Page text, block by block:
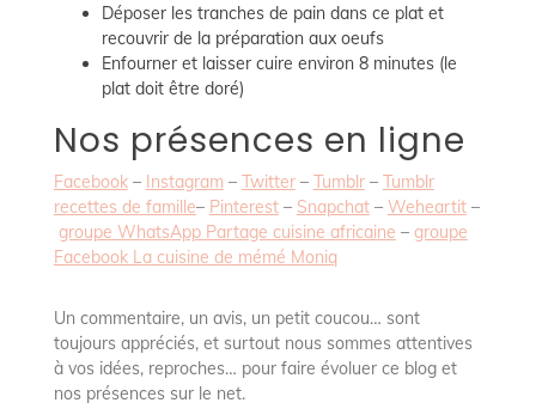
Déposer les tranches de pain dans ce plat et
recouvrir de la préparation aux oeufs
Enfourner et laisser cuire environ 8 minutes (le
plat doit être doré)
Nos présences en ligne
Facebook– Instagram – Twitter– Tumblr– Tumblr
recettes de famille– Pinterest– Snapchat– Weheartit–
groupe WhatsApp Partage cuisine africaine – groupe
Facebook La cuisine de mémé Moniq
Un commentaire, un avis, un petit coucou… sont
toujours appréciés, et surtout nous sommes attentives
à vos idées, reproches… pour faire évoluer ce blog et
nos présences sur le net.